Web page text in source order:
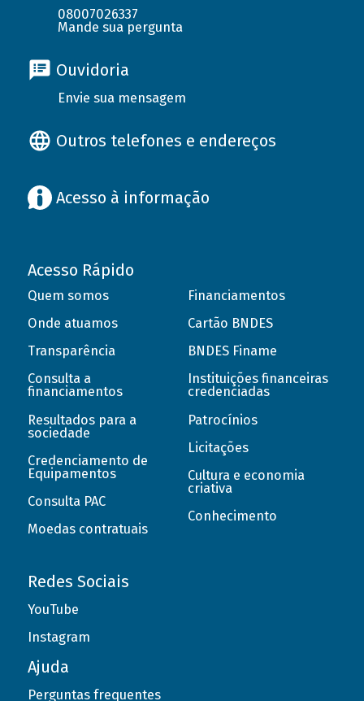
08007026337
Mande sua pergunta
Ouvidoria
Envie sua mensagem
Outros telefones e endereços
Acesso à informação
Acesso Rápido
Quem somos
Onde atuamos
Transparência
Consulta a
financiamentos
Resultados para a
sociedade
Credenciamento de
Equipamentos
Consulta PAC
Moedas contratuais
Financiamentos
Cartão BNDES
BNDES Finame
Instituições financeiras
credenciadas
Patrocínios
Licitações
Cultura e economia
criativa
Conhecimento
Redes Sociais
YouTube
Instagram
Ajuda
Perguntas frequentes